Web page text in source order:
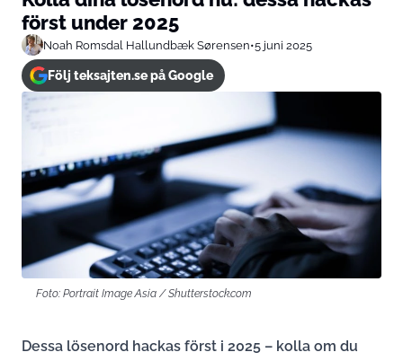
först under 2025
Noah Romsdal Hallundbæk Sørensen•5 juni 2025
Följ teksajten.se på Google
Foto: Portrait Image Asia / Shutterstock.com
Dessa lösenord hackas först i 2025 – kolla om du